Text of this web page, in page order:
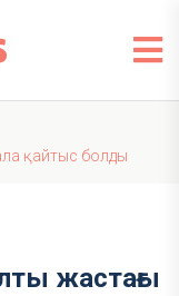
қайтыс болды
жастағы